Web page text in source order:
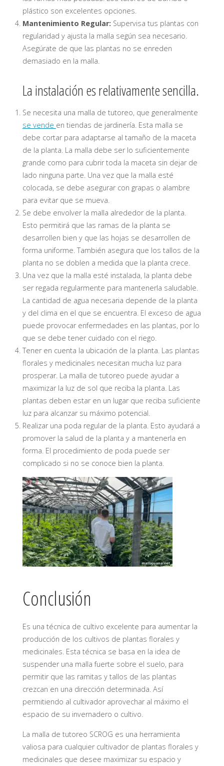
plástico son excelentes opciones.
Mantenimiento Regular: Supervisa tus plantas con
regularidad y ajusta la malla según sea necesario.
Asegúrate de que las plantas no se enreden
demasiado en la malla.
La instalación es relativamente sencilla.
Se necesita una malla de tutoreo, que generalmente
se vende en tiendas de jardinería. Esta malla se
debe cortar para adaptarse al tamaño de la maceta
de la planta. La malla debe ser lo suficientemente
grande como para cubrir toda la maceta sin dejar de
lado ninguna parte. Una vez que la malla esté
colocada, se debe asegurar con grapas o alambre
para evitar que se mueva.
Se debe envolver la malla alrededor de la planta.
Esto permitirá que las ramas de la planta se
desarrollen bien y que las hojas se desarrollen de
forma uniforme. También asegura que los tallos de la
planta no se doblen a medida que la planta crece.
Una vez que la malla esté instalada, la planta debe
ser regada regularmente para mantenerla saludable.
La cantidad de agua necesaria depende de la planta
y del clima en el que se encuentra. El exceso de agua
puede provocar enfermedades en las plantas, por lo
que se debe tener cuidado con el riego.
Tener en cuenta la ubicación de la planta. Las plantas
florales y medicinales necesitan mucha luz para
prosperar. La malla de tutoreo puede ayudar a
maximizar la luz de sol que reciba la planta. Las
plantas deben estar en un lugar que reciba suficiente
luz para alcanzar su máximo potencial.
Realizar una poda regular de la planta. Esto ayudará a
promover la salud de la planta y a mantenerla en
forma. El procedimiento de poda puede ser
complicado si no se conoce bien la planta.
Conclusión
Es una técnica de cultivo excelente para aumentar la
producción de los cultivos de plantas florales y
medicinales. Esta técnica se basa en la idea de
suspender una malla fuerte sobre el suelo, para
permitir que las ramitas y tallos de las plantas
crezcan en una dirección determinada. Así
permitiendo al cultivador aprovechar al máximo el
espacio de su invernadero o cultivo.
La malla de tutoreo SCROG es una herramienta
valiosa para cualquier cultivador de plantas florales y
medicinales que desee maximizar su espacio y